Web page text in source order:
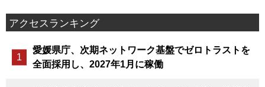
アクセスランキング
愛媛県庁、次期ネットワーク基盤でゼロトラストを
全面採用し、2027年1月に稼働